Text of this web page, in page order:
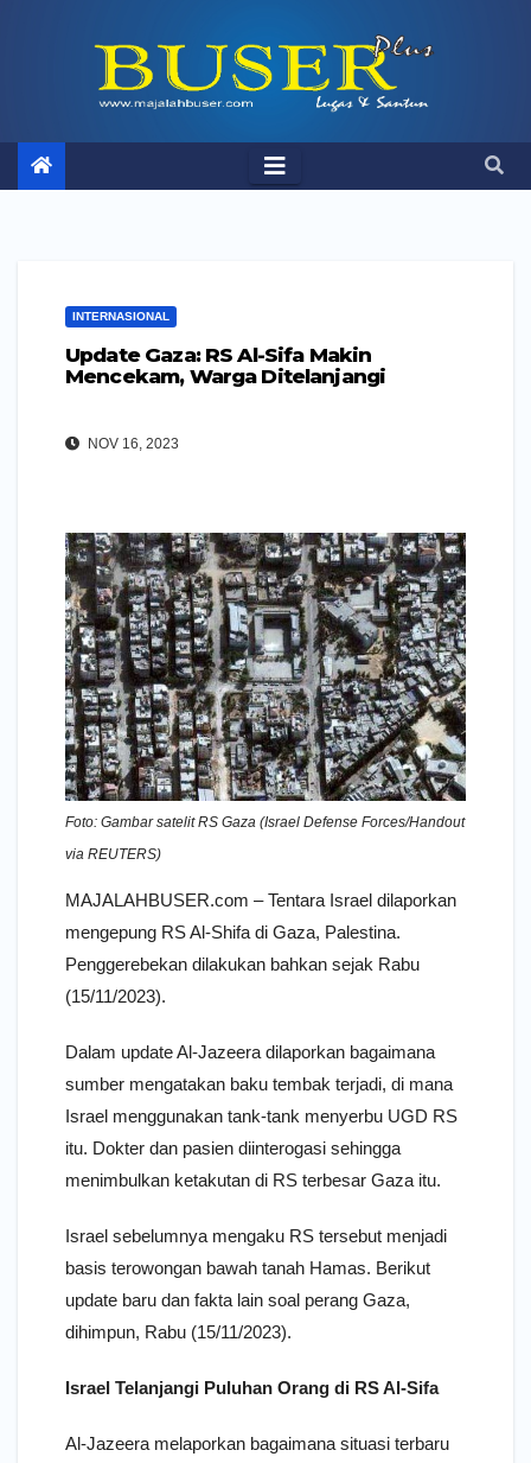
INTERNASIONAL
Update Gaza: RS Al-Sifa Makin
Mencekam, Warga Ditelanjangi
NOV 16, 2023
Foto: Gambar satelit RS Gaza (Israel Defense Forces/Handout
via REUTERS)
MAJALAHBUSER.com – Tentara Israel dilaporkan
mengepung RS Al-Shifa di Gaza, Palestina.
Penggerebekan dilakukan bahkan sejak Rabu
(15/11/2023).
Dalam update Al-Jazeera dilaporkan bagaimana
sumber mengatakan baku tembak terjadi, di mana
Israel menggunakan tank-tank menyerbu UGD RS
itu. Dokter dan pasien diinterogasi sehingga
menimbulkan ketakutan di RS terbesar Gaza itu.
Israel sebelumnya mengaku RS tersebut menjadi
basis terowongan bawah tanah Hamas. Berikut
update baru dan fakta lain soal perang Gaza,
dihimpun, Rabu (15/11/2023).
Israel Telanjangi Puluhan Orang di RS Al-Sifa
Al-Jazeera melaporkan bagaimana situasi terbaru